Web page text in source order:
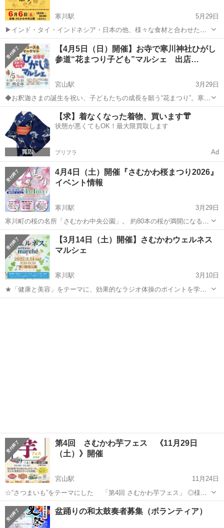
寒川駅
5月29日
▶︎インド・タイ・インドネシア・日本の他、様々な食材と合わせたオ
リジナルのカレー料理…約20店舗が自慢腕を振るった美味しいカレー
を楽しめるHOTなイベントです。 ▶︎他にも子供も楽しめるワークショ
ップ、ハンドメイド作品販売...
神奈川 高座郡 寒川駅 地域/お祭り 会場
【4月5日（日）開催】お寺で寒川神社ひがし
参道“花まつり子ども”マルシェ 出店…
宮山駅
3月29日
◆お釈迦さまの誕生を祝い、子どもたちの成長を願う“花まつり”。寒川
神社のお隣、興全寺さんの境内駐車場で、子どもたちがワクワクでき
るマルシェを開催。 ■今回は、こどもふくリユース＆リサイクルマー
ケットも同時開催です。 ...
神奈川 宮山駅 地域/お祭り マルシェ
【求】着なくなった着物、買います👘
状態が悪くてもOK！最大限買取します
プリフラ Ad
4月4日（土）開催『さむかわ桜まつり2026』
イベント情報
寒川駅
3月29日
寒川町の桜の名所「さむかわ中央公園」。 約80本の桜が満開になる時
期に 《第一部》キッチンカーや模擬店、ステージパフォーマンスによ
るイベント 《第二部》寒川町観光協会による夜桜ライトアップイベン
トを催しています。 ...
神奈川 高座郡 寒川駅 地域/お祭り 焼き芋
【3月14日（土）開催】さむかわウェルネス
マルシェ
寒川駅
3月10日
★「健康と美容」をテーマに、効果的なラジオ体操のポイントを学べ
る講習会（参加無料）や各種模擬店をはじめ、キッチンカーや飲食
第4回 さむかわ芋フェス 《11月29日
（土）》開催
宮山駅
11月24日
☆“さつまいも”をテーマにした 「第4回 さむかわ芋フェス」 ◎様々
なフードを楽しめるキッチンカーも集結します。 ◎バンド、弾き語
り、フラダンスなどのステージも開催！ ☆寒空に負けない、ワクワク
するひととき...
神奈川 高座郡 宮山駅 地域/お祭り フェス
盆踊りの和太鼓奏者募集（ボランティア）